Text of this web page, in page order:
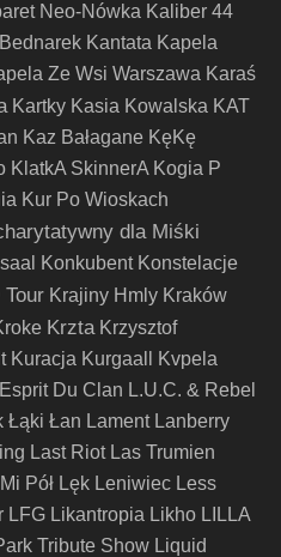
Neo-Nówka Kaliber 44
Kantata Kapela
Ze Wsi Warszawa Karaś
Kartky Kasia Kowalska KAT
Kaz Bałagane KęKę
KlatkA SkinnerA Kogia P
Kur Po Wioskach
dla Miśki
Konkubent Konstelacje
Tour Krajiny Hmly Kraków
Krzta Krzysztof
Kuracja Kurgaall
Kvpela
Du Clan L.U.C. & Rebel
Łąki Łan Lament Lanberry
Last Riot Las Trumien
Pół Lęk Leniwiec Less
LFG Likantropia Likho LILLA
Tribute Show Liquid